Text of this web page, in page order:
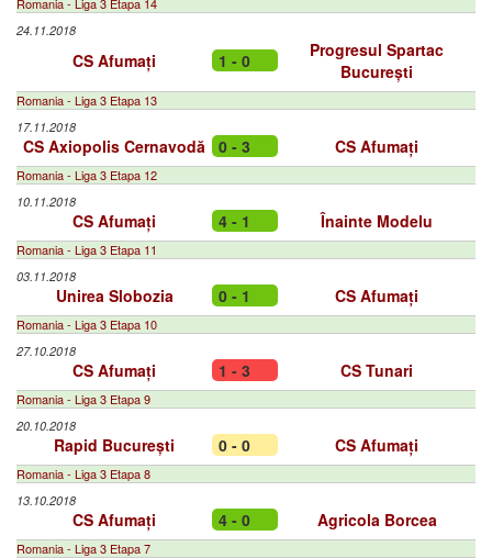
24.11.2018
CS Afumați 1 - 0
Progresul Spartac
București
Romania - Liga 3 Etapa 13
17.11.2018
CS Axiopolis Cernavodă 0 - 3 CS Afumați
Romania - Liga 3 Etapa 12
10.11.2018
CS Afumați 4 - 1 Înainte Modelu
Romania - Liga 3 Etapa 11
03.11.2018
Unirea Slobozia 0 - 1 CS Afumați
Romania - Liga 3 Etapa 10
27.10.2018
CS Afumați 1 - 3 CS Tunari
Romania - Liga 3 Etapa 9
20.10.2018
Rapid București 0 - 0 CS Afumați
Romania - Liga 3 Etapa 8
13.10.2018
CS Afumați 4 - 0 Agricola Borcea
Romania - Liga 3 Etapa 7